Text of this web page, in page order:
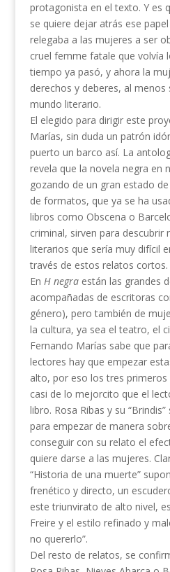
protagonista en el texto. Y es
se quiere dejar atrás ese
relegaba a las mujeres a ser
cruel femme fatale que volvía
tiempo ya pasó, y ahora la
derechos y deberes, al
mundo literario.
El elegido para dirigir este
Marías, sin duda un patrón
puerto un barco así. La
revela que la novela negra en
gozando de un gran estado
de formatos, que ya se ha
libros como Obscena o
criminal, sirven para descubrir
literarios que sería muy difícil
través de estos relatos cortos.
En H negraestán las grandes
acompañadas de escritoras
género), pero también de
la cultura, ya sea el teatro, el
Fernando Marías sabe que
lectores hay que empezar
alto, por eso los tres primeros
casi de lo mejorcito que el
libro. Rosa Ribas y su
para empezar de manera
conseguir con su relato el
quiere darse a las mujeres.
“Historia de una muerte”
frenético y directo, un
este triunvirato de alto nivel,
Freire y el estilo refinado y
no quererlo”.
Del resto de relatos, se